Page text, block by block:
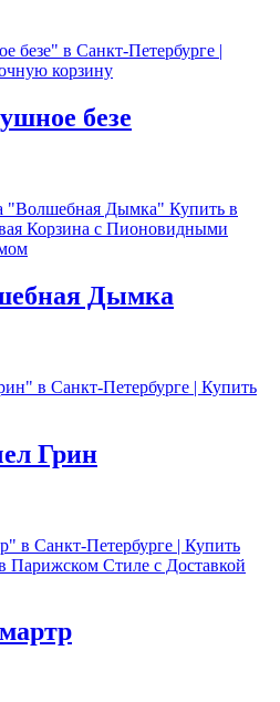
безе
Дымка
Грин